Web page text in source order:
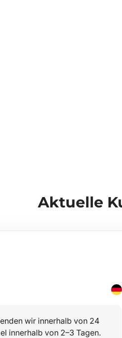
Aktuelle
wir innerhalb von 24
innerhalb von 2–3 Tagen.